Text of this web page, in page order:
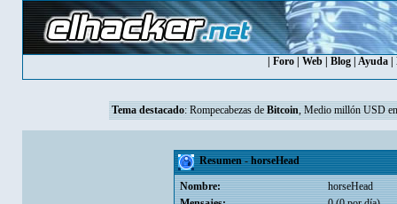
Foro| Web| Blog| Ayuda|
Tema destacado: Rompecabezas de Bitcoin, Medio millón USD
Resumen - horseHead
Nombre:
horseHead